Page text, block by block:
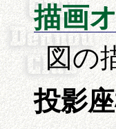
描画
図の
投影